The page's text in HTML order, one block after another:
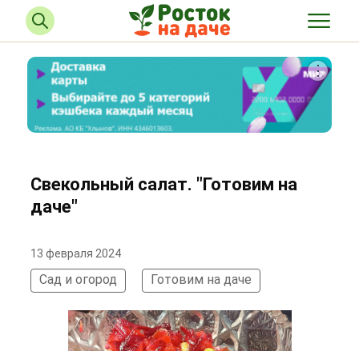
Свекольный салат. "Готовим на
даче"
13 февраля 2024
Сад и огород Готовим на даче